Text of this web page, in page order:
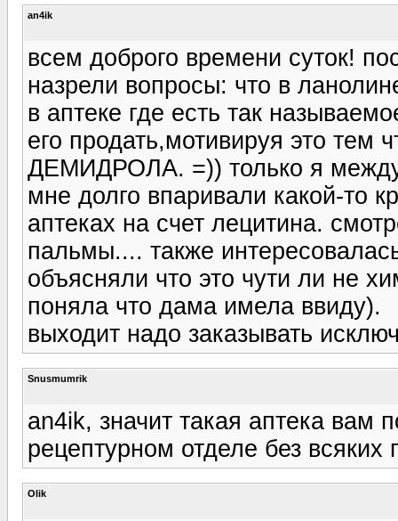
an4ik
всем доброго времени суток!
назрели вопросы: что в
в аптеке где есть так
его продать,мотивируя это тем
ДЕМИДРОЛА. =)) только я между
мне долго впаривали какой-то
аптеках на счет лецитина.
пальмы.... также
объясняли что это чути ли не
поняла что дама имела ввиду).
выходит надо заказывать
Snusmumrik
an4ik, значит такая аптека вам
рецептурном отделе без
Olik